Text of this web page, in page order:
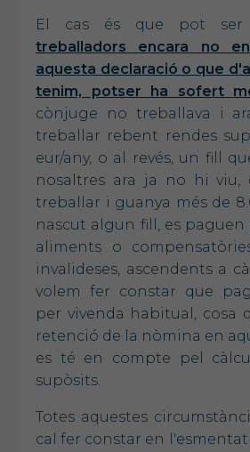
El cas és que pot
treballadors encara no
aquesta declaració o que
tenim, potser ha sofert
cònjuge no treballava i
treballar rebent rendes
eur/any, o al revés, un fill
nosaltres ara ja no hi viu,
treballar i guanya més de
nascut algun fill, es paguen
aliments o
invalideses, ascendents a
volem fer constar que
per vivenda habitual, cosa
retenció de la nòmina en
es té en compte pel
supòsits.
Totes aquestes
cal fer constar en